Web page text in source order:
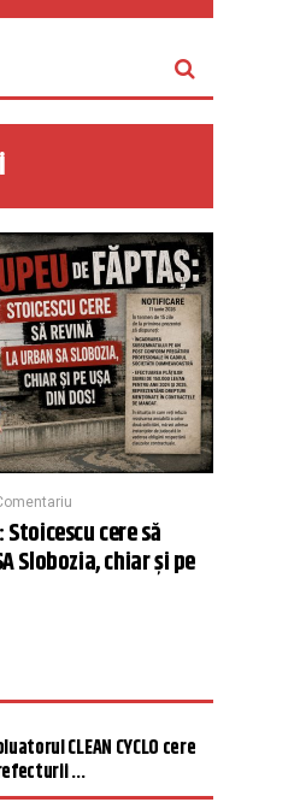
cere să
Slobozia, chiar și pe
CLEAN CYCLO cere
...